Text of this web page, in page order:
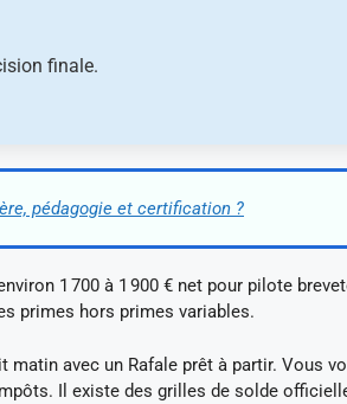
finale.
pédagogie et certification ?
1 700 à 1 900 € net pour pilote
primes hors primes variables.
matin avec un Rafale prêt à partir. Vous
Il existe des grilles de solde